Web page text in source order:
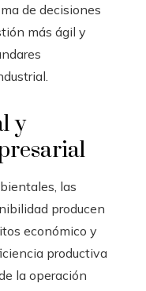
de decisiones
más ágil y
y
las
producen
económico y
productiva
la operación